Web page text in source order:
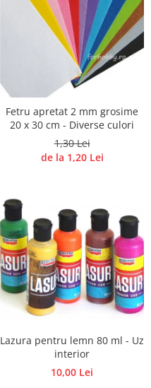
Fetru apretat 2 mm grosime
20 x 30 cm - Diverse culori
1,30 Lei
de la 1,20 Lei
Lazura pentru lemn 80 ml - Uz
interior
10,00 Lei